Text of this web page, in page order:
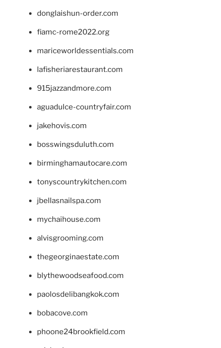
donglaishun-order.com
fiamc-rome2022.org
mariceworldessentials.com
lafisheriarestaurant.com
915jazzandmore.com
aguadulce-countryfair.com
jakehovis.com
bosswingsduluth.com
birminghamautocare.com
tonyscountrykitchen.com
jbellasnailspa.com
mychaihouse.com
alvisgrooming.com
thegeorginaestate.com
blythewoodseafood.com
paolosdelibangkok.com
bobacove.com
phoone24brookfield.com